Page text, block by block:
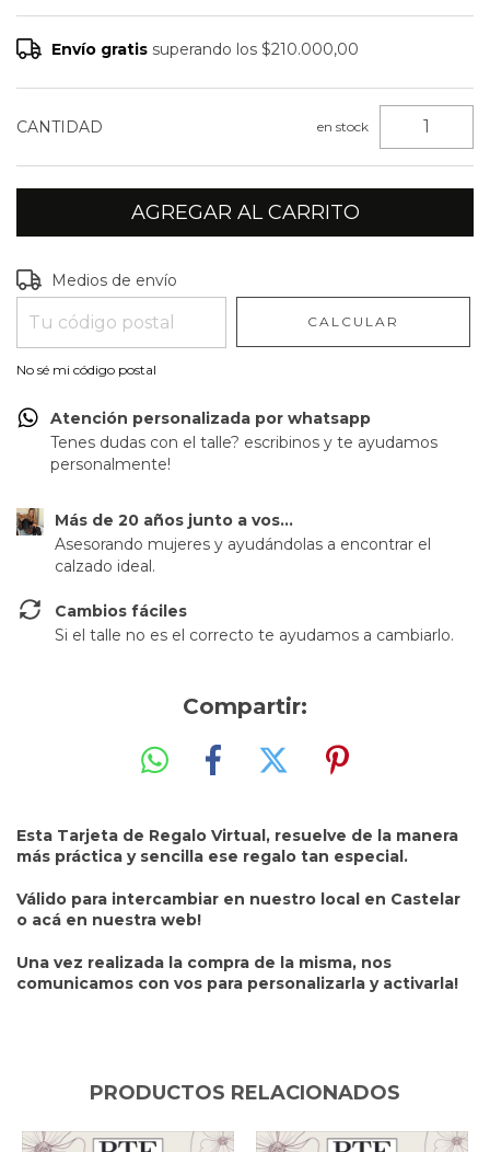
Envío gratis superando los$210.000,00
CANTIDAD en stock
Entregas para el CP:
Medios de envío
CALCULAR
No sé mi código postal
Atención personalizada por whatsapp
Tenes dudas con el talle? escribinos y te ayudamos
personalmente!
Más de 20 años junto a vos...
Asesorando mujeres y ayudándolas a encontrar el
calzado ideal.
Cambios fáciles
Si el talle no es el correcto te ayudamos a cambiarlo.
Compartir:
Esta Tarjeta de Regalo Virtual, resuelve de la manera
más práctica y sencilla ese regalo tan especial.
Válido para intercambiar en nuestro local en Castelar
o acá en nuestra web!
Una vez realizada la compra de la misma, nos
comunicamos con vos para personalizarla y activarla!
PRODUCTOS RELACIONADOS